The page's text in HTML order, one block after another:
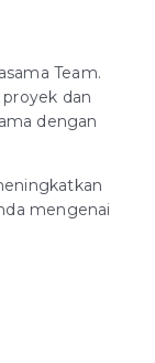
Team.
dan
dengan
mengenai